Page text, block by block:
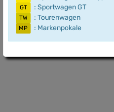
GT : Sportwagen GT
TW : Tourenwagen
MP : Markenpokale